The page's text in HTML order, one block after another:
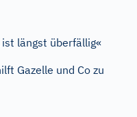
längst überfällig«
Gazelle und Co zu